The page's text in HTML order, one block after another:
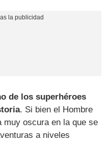
de los superhéroes
. Si bien el Hombre
muy oscura en la que se
a niveles